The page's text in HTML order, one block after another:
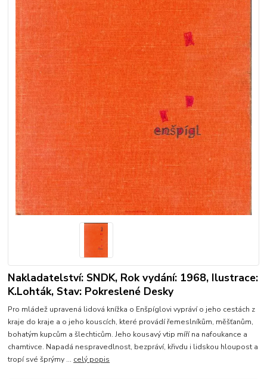
Nakladatelství: SNDK, Rok vydání: 1968, Ilustrace:
K.Lohták, Stav: Pokreslené Desky
Pro mládež upravená lidová knížka o Enšpíglovi vypráví o jeho cestách z
kraje do kraje a o jeho kouscích, které provádí řemeslníkům, měšťanům,
bohatým kupcům a šlechticům. Jeho kousavý vtip míří na nafoukance a
chamtivce. Napadá nespravedlnost, bezpráví, křivdu i lidskou hloupost a
tropí své šprýmy ... celý popis